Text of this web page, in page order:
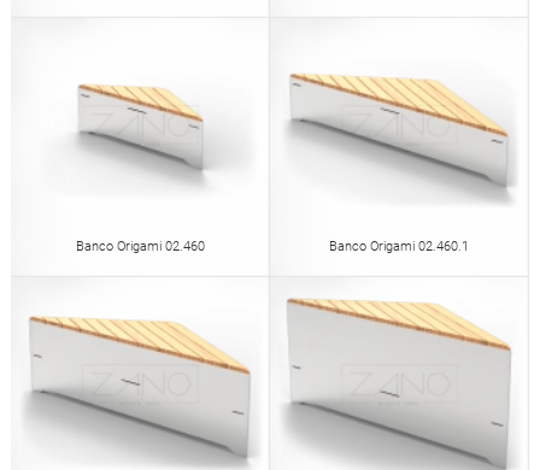
Banco Origami 02.460 Banco Origami 02.460.1